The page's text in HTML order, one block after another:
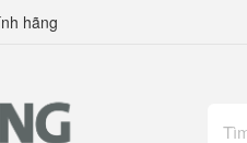
hãng